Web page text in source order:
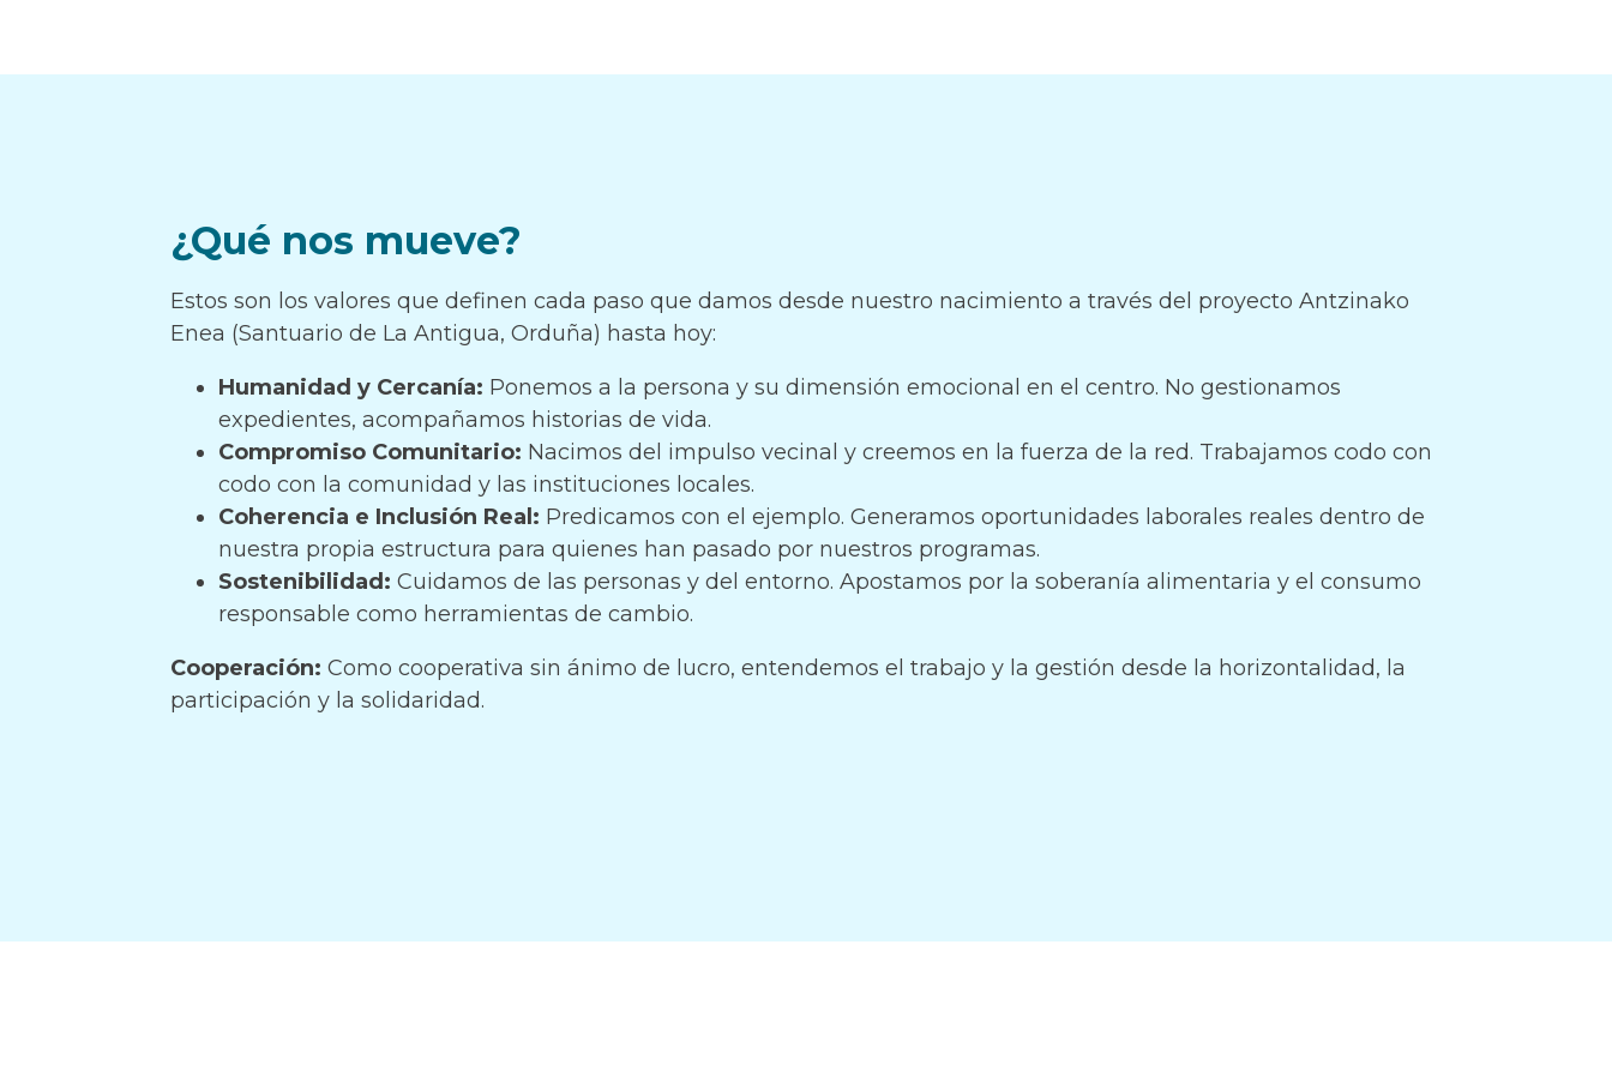
¿Qué nos mueve?
Estos son los valores que definen cada paso que damos desde nuestro nacimiento a través del proyecto Antzinako
Enea (Santuario de La Antigua, Orduña) hasta hoy:
Humanidad y Cercanía: Ponemos a la persona y su dimensión emocional en el centro. No gestionamos
expedientes, acompañamos historias de vida.
Compromiso Comunitario: Nacimos del impulso vecinal y creemos en la fuerza de la red. Trabajamos codo con
codo con la comunidad y las instituciones locales.
Coherencia e Inclusión Real: Predicamos con el ejemplo. Generamos oportunidades laborales reales dentro de
nuestra propia estructura para quienes han pasado por nuestros programas.
Sostenibilidad: Cuidamos de las personas y del entorno. Apostamos por la soberanía alimentaria y el consumo
responsable como herramientas de cambio.
Cooperación: Como cooperativa sin ánimo de lucro, entendemos el trabajo y la gestión desde la horizontalidad, la
participación y la solidaridad.